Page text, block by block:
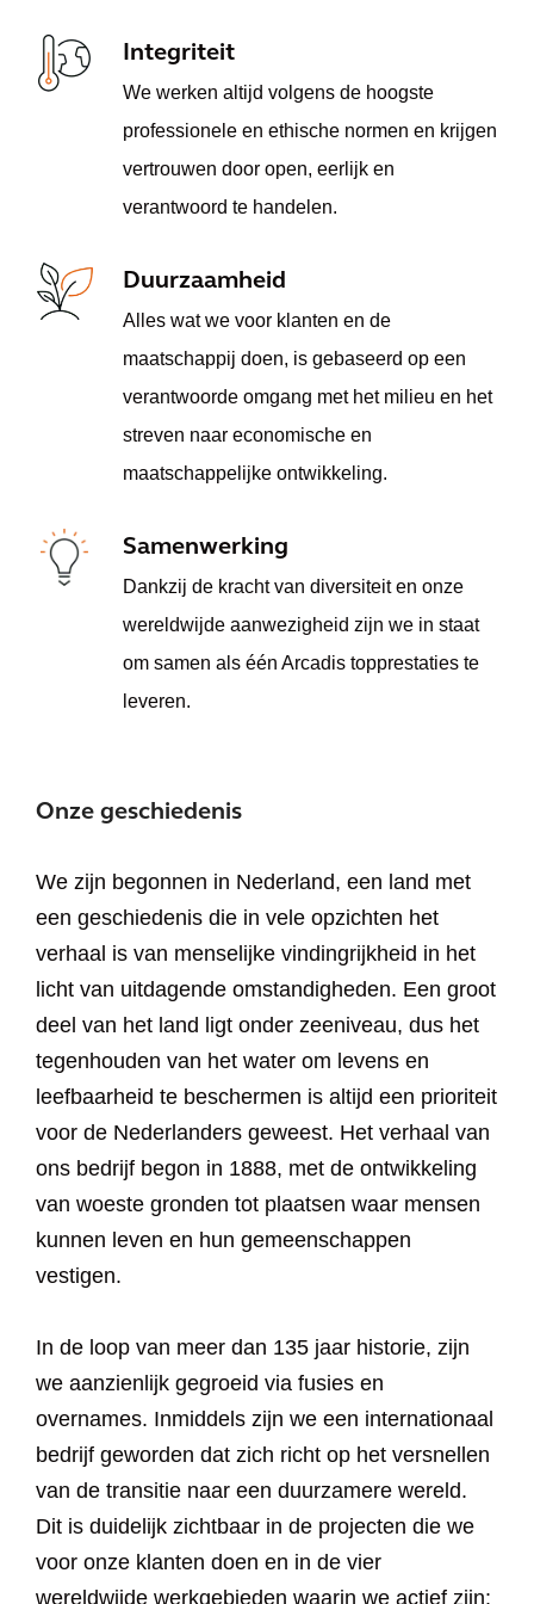
Integriteit
We werken altijd volgens de hoogste
professionele en ethische normen en krijgen
vertrouwen door open, eerlijk en
verantwoord te handelen.
Duurzaamheid
Alles wat we voor klanten en de
maatschappij doen, is gebaseerd op een
verantwoorde omgang met het milieu en het
streven naar economische en
maatschappelijke ontwikkeling.
Samenwerking
Dankzij de kracht van diversiteit en onze
wereldwijde aanwezigheid zijn we in staat
om samen als één Arcadis topprestaties te
leveren.
Onze geschiedenis
We zijn begonnen in Nederland, een land met
een geschiedenis die in vele opzichten het
verhaal is van menselijke vindingrijkheid in het
licht van uitdagende omstandigheden. Een groot
deel van het land ligt onder zeeniveau, dus het
tegenhouden van het water om levens en
leefbaarheid te beschermen is altijd een prioriteit
voor de Nederlanders geweest. Het verhaal van
ons bedrijf begon in 1888, met de ontwikkeling
van woeste gronden tot plaatsen waar mensen
kunnen leven en hun gemeenschappen
vestigen.
In de loop van meer dan 135 jaar historie, zijn
we aanzienlijk gegroeid via fusies en
overnames. Inmiddels zijn we een internationaal
bedrijf geworden dat zich richt op het versnellen
van de transitie naar een duurzamere wereld.
Dit is duidelijk zichtbaar in de projecten die we
voor onze klanten doen en in de vier
wereldwijde werkgebieden waarin we actief zijn: